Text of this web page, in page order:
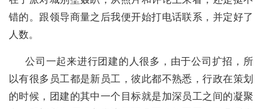
错的。跟领导商量之后我便开始打电话联系，并定好了
人数。
公司一起来进行团建的人很多，由于公司扩招，所
以有很多员工都是新员工，彼此都不熟悉，行政在策划
的时候，团建的其中一个目标就是加深员工之间的凝聚